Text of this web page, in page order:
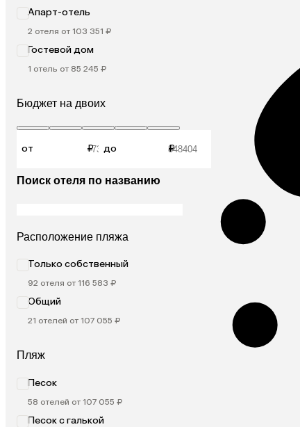
Апарт-отель
2 отеля от 103 351 ₽
Гостевой дом
1 отель от 85 245 ₽
Бюджет на двоих
от ₽ до ₽
Поиск отеля по названию
Расположение пляжа
Только собственный
92 отеля от 116 583 ₽
Общий
21 отелей от 107 055 ₽
Пляж
Песок
58 отелей от 107 055 ₽
Песок с галькой